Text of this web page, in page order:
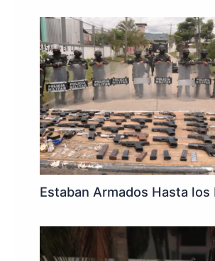
Estaban Armados Hasta los